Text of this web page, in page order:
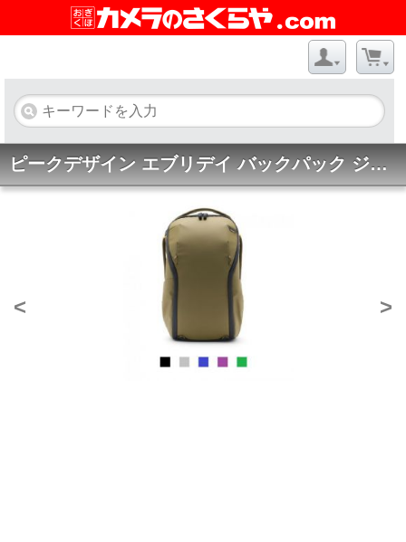
ピークデザイン エブリデイ バックパック ジップ 20L★8/31までのセール特価★
< >